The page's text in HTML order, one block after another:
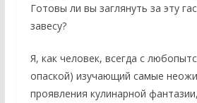
Готовы ли вы заглянуть за эту
завесу?
Я, как человек, всегда с
опаской) изучающий самые
проявления кулинарной